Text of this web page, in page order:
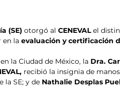
(SE) otorgó al CENEVAL el
en la evaluación y certificación
la Ciudad de México, la Dra.
recibió la insignia de
la SE; y de Nathalie Desplas